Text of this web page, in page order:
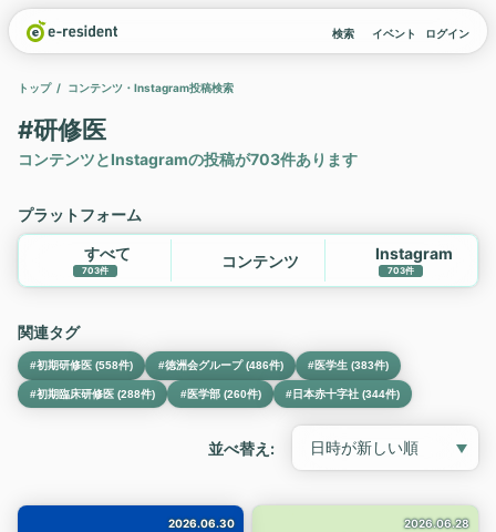
検索 イベント ログイン
トップ コンテンツ・Instagram投稿検索
#研修医
コンテンツとInstagramの投稿が703件あります
プラットフォーム
すべて
703件
コンテンツ Instagram
703件
関連タグ
#初期研修医 (558件) #徳洲会グループ (486件) #医学生 (383件)
#初期臨床研修医 (288件) #医学部 (260件) #日本赤十字社 (344件)
並べ替え:
2026.06.30 2026.06.28